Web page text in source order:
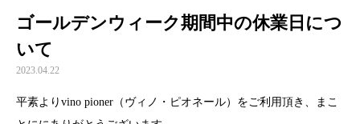
ゴールデンウィーク期間中の休業日につ
いて
2023.04.22
平素よりvino pioner（ヴィノ・ピオネール）をご利用頂き、まこ